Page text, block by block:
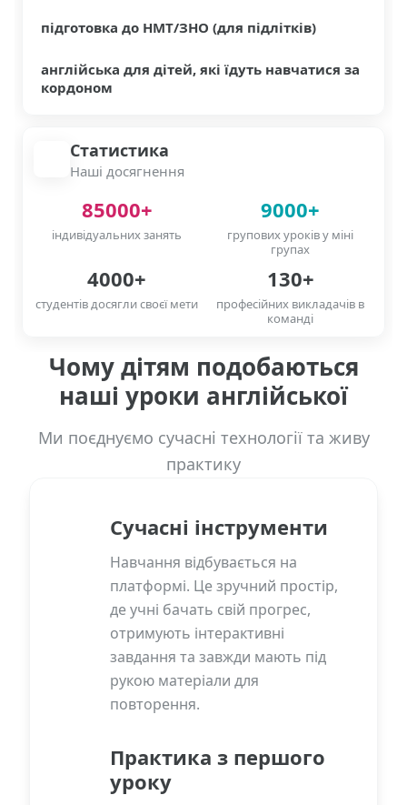
підготовка до НМТ/ЗНО (для підлітків)
англійська для дітей, які їдуть навчатися за
кордоном
Статистика
Наші досягнення
85000+
індивідуальних занять
9000+
групових уроків у міні
групах
4000+
студентів досягли своєї мети
130+
професійних викладачів в
команді
Чому дітям подобаються
наші уроки англійської
Ми поєднуємо сучасні технології та живу
практику
Сучасні інструменти
Навчання відбувається на
платформі. Це зручний простір,
де учні бачать свій прогрес,
отримують інтерактивні
завдання та завжди мають під
рукою матеріали для
повторення.
Практика з першого
уроку